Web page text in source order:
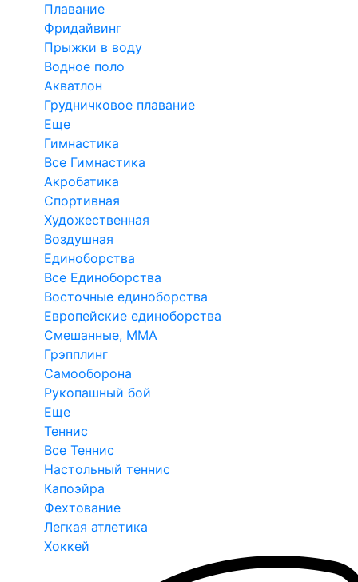
Плавание
Фридайвинг
Прыжки в воду
Водное поло
Акватлон
Грудничковое плавание
Еще
Гимнастика
Все Гимнастика
Акробатика
Спортивная
Художественная
Воздушная
Единоборства
Все Единоборства
Восточные единоборства
Европейские единоборства
Смешанные, ММА
Грэпплинг
Самооборона
Рукопашный бой
Еще
Теннис
Все Теннис
Настольный теннис
Капоэйра
Фехтование
Легкая атлетика
Хоккей